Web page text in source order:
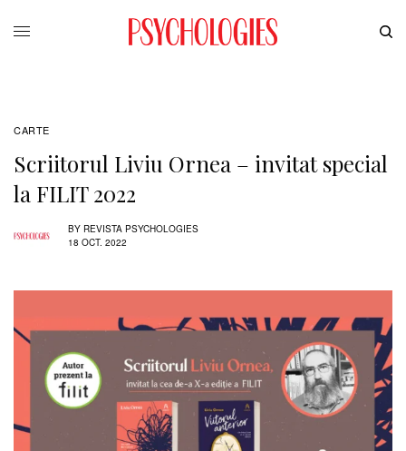
CARTE
Scriitorul Liviu Ornea – invitat special
la FILIT 2022
BY REVISTA PSYCHOLOGIES
18 OCT. 2022